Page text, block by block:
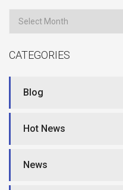
CATEGORIES
Blog
Hot News
News